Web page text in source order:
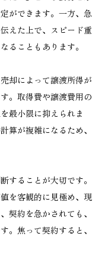
ができます。一方、急
えた上で、スピード重
ることもあります。
却によって譲渡所得が
。取得費や譲渡費用の
最小限に抑えられま
算が複雑になるため、
することが大切です。
を客観的に見極め、現
契約を急かされても、
。焦って契約すると、